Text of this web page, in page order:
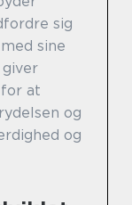
sig
sine
at
og
og